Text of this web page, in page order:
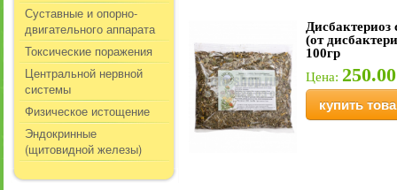
Суставные и опорно-
двигательного аппарата
Токсические поражения
Центральной нервной
системы
Физическое истощение
Эндокринные
(щитовидной железы)
Дисбактериоз
(от
100гр
Цена:
купить